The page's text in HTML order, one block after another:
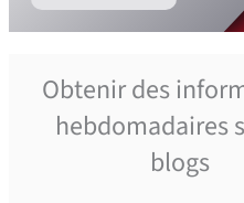
Obtenir des
hebdomadaires
blogs